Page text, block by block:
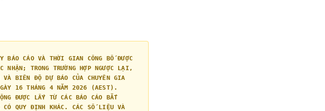
BÁO CÁO VÀ THỜI GIAN CÔNG BỐ ĐƯỢC
TRONG TRƯỜNG HỢP NGƯỢC LẠI,
BIÊN ĐỘ DỰ BÁO CỦA CHUYÊN GIA
16 THÁNG 4 NĂM 2026 (AEST).
ĐƯỢC LẤY TỪ CÁC BÁO CÁO BẮT
CÓ QUY ĐỊNH KHÁC. CÁC SỐ LIỆU VÀ